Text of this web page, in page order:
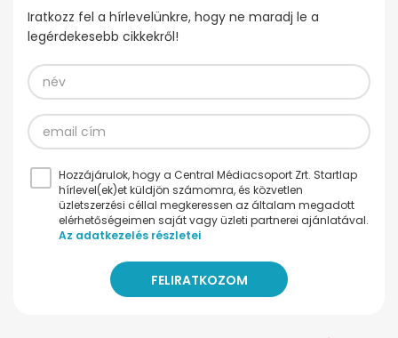
Iratkozz fel a hírlevelünkre, hogy ne maradj le a
legérdekesebb cikkekről!
Hozzájárulok, hogy a Central Médiacsoport Zrt. Startlap
hírlevel(ek)et küldjön számomra, és közvetlen
üzletszerzési céllal megkeressen az általam megadott
elérhetőségeimen saját vagy üzleti partnerei ajánlatával.
Az adatkezelés részletei